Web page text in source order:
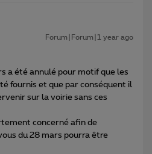
Forum|Forum|1 year ago
a été annulé pour motif que les
fournis et que par conséquent il
sur la voirie sans ces
concerné afin de
du 28 mars pourra être